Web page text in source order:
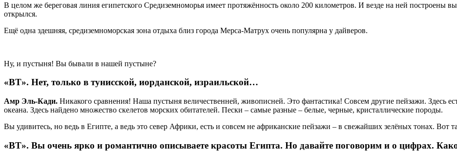
В целом же береговая линия египетского Средиземноморья имеет протяжённость около 200 километров. И везде на ней построены
открылся.
Ещё одна здешняя, средиземноморская зона отдыха близ города Мерса-Матрух очень популярна у дайверов.
Ну, и пустыня! Вы бывали в нашей пустыне?
«ВТ». Нет, только в тунисской, иорданской, израильской…
Амр Эль-Кади. Никакого сравнения! Наша пустыня величественней, живописней. Это фантастика! Совсем другие пейзажи. Здесь
океана. Здесь найдено множество скелетов морских обитателей. Пески – самые разные – белые, черные, кристаллические породы.
Вы удивитесь, но ведь в Египте, а ведь это север Африки, есть и совсем не африканские пейзажи – в свежайших зелёных тонах. Вот
«ВТ». Вы очень ярко и романтично описываете красоты Египта. Но давайте поговорим и о цифрах.